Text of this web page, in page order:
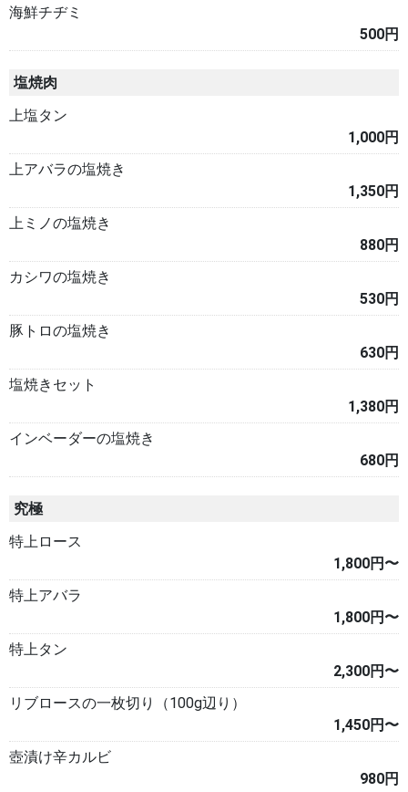
海鮮チヂミ
500円
塩焼肉
上塩タン
1,000円
上アバラの塩焼き
1,350円
上ミノの塩焼き
880円
カシワの塩焼き
530円
豚トロの塩焼き
630円
塩焼きセット
1,380円
インベーダーの塩焼き
680円
究極
特上ロース
1,800円〜
特上アバラ
1,800円〜
特上タン
2,300円〜
リブロースの一枚切り（100g辺り）
1,450円〜
壺漬け辛カルビ
980円